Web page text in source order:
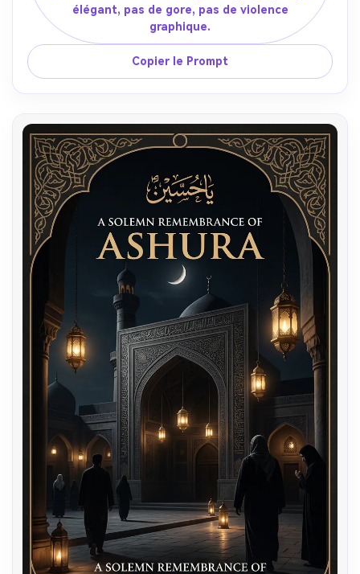
élégant, pas de gore, pas de violence
graphique.
Copier le Prompt